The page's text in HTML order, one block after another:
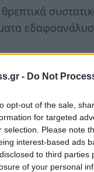
- Do Not
opt-out of the sale,
for targeted
selection. Please note
interest-based ads
to third
of your personal
εδαφολογικών
μέσα από τα
και το